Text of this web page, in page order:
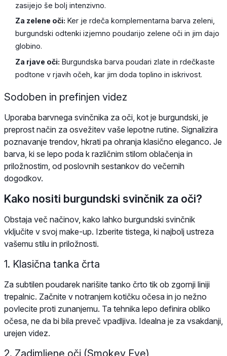
zasijejo še bolj intenzivno.
Za zelene oči: Ker je rdeča komplementarna barva zeleni,
burgundski odtenki izjemno poudarijo zelene oči in jim dajo
globino.
Za rjave oči: Burgundska barva poudari zlate in rdečkaste
podtone v rjavih očeh, kar jim doda toplino in iskrivost.
Sodoben in prefinjen videz
Uporaba barvnega svinčnika za oči, kot je burgundski, je
preprost način za osvežitev vaše lepotne rutine. Signalizira
poznavanje trendov, hkrati pa ohranja klasično eleganco. Je
barva, ki se lepo poda k različnim stilom oblačenja in
priložnostim, od poslovnih sestankov do večernih
dogodkov.
Kako nositi burgundski svinčnik za oči?
Obstaja več načinov, kako lahko burgundski svinčnik
vključite v svoj make-up. Izberite tistega, ki najbolj ustreza
vašemu stilu in priložnosti.
1. Klasična tanka črta
Za subtilen poudarek narišite tanko črto tik ob zgornji liniji
trepalnic. Začnite v notranjem kotičku očesa in jo nežno
povlecite proti zunanjemu. Ta tehnika lepo definira obliko
očesa, ne da bi bila preveč vpadljiva. Idealna je za vsakdanji,
urejen videz.
2. Zadimljene oči (Smokey Eye)